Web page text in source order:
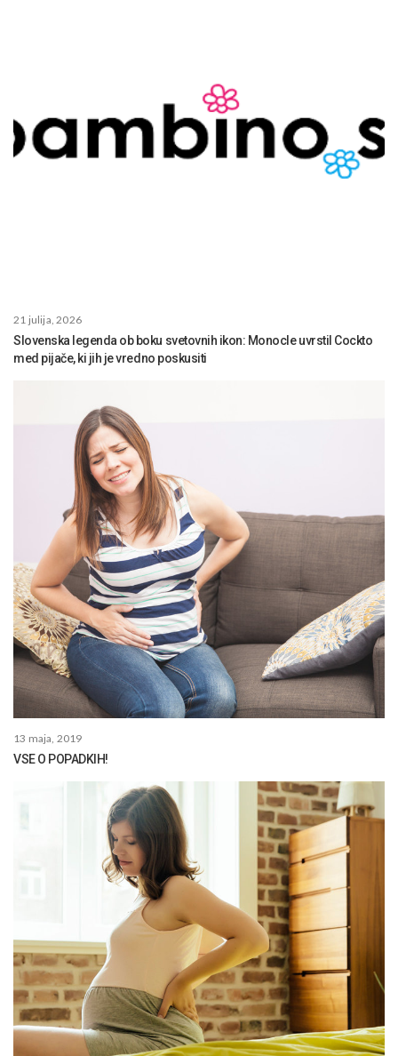
21 julija, 2026
Slovenska legenda ob boku svetovnih ikon: Monocle uvrstil Cockto
med pijače, ki jih je vredno poskusiti
13 maja, 2019
VSE O POPADKIH!